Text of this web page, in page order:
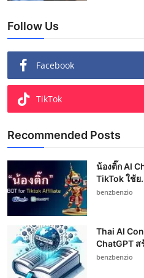
Follow Us
Facebook
TikTok
Recommended Posts
น้องติ๊ก AI
TikTok ใช้ย
benzbenzio
Thai AI
ChatGPT ส
benzbenzio